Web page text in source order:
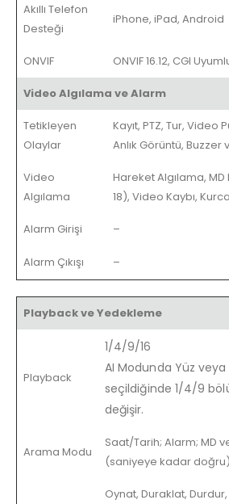
Akıllı Telefon
Desteği
iPhone, iPad, Android
ONVIF ONVIF 16.12, CGI
Video Algılama ve Alarm
Tetikleyen
Olaylar
Kayıt, PTZ, Tur, Video
Anlık Görüntü, Buzzer
Video
Algılama
Hareket Algılama,
18), Video Kaybı,
Alarm Girişi –
Alarm Çıkışı –
Playback ve Yedekleme
Playback
1/4/9/16
AI Modunda Yüz veya
seçildiğinde 1/4/9
değişir.
Arama Modu
Saat/Tarih; Alarm; MD
(saniyeye kadar doğru)
Oynat, Duraklat, Durdur,